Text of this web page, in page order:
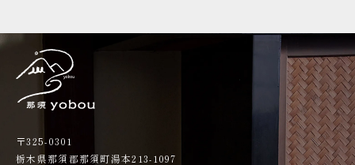
〒325-0301
栃木県那須郡那須町湯本213-1097